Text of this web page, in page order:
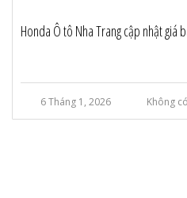
Honda Ô tô Nha Trang cập nhật giá
6 Tháng 1, 2026 Không